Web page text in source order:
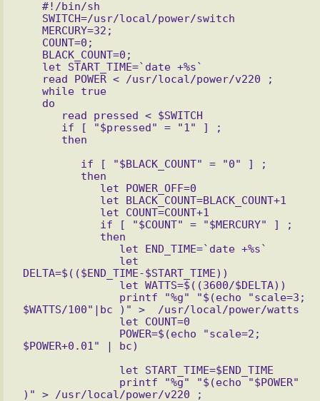
DELTA=$(($END_TIME-$START_TIME))
$WATTS/100"|bc )" >  /usr/local/power/watts
)" > /usr/local/power/v220 ;